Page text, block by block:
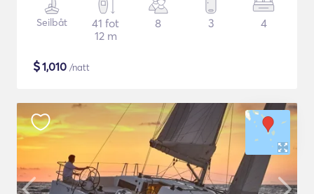
Seilbåt
41 fot
12 m
8 3 4
$1,010 /natt